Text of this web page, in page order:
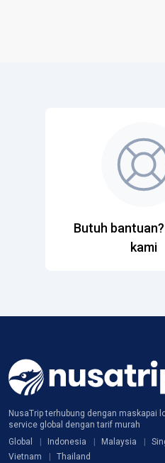
Butuh
kami
NusaTrip terhubung dengan maskapai
service global dengan tarif murah
Global
Indonesia Malaysia
Vietnam
Thailand